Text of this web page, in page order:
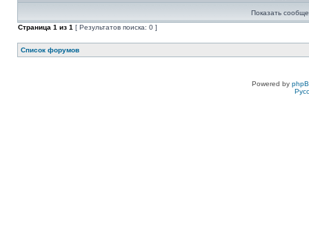
Показать
Страница 1 из 1 [ Результатов поиска: 0 ]
Список форумов
Powered by